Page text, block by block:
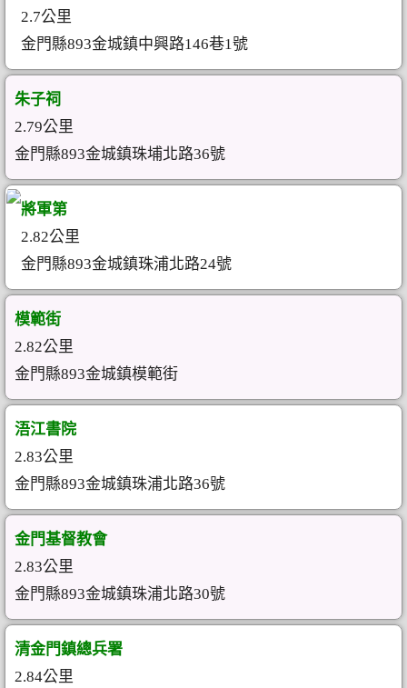
2.7公里
金門縣893金城鎮中興路146巷1號
朱子祠
2.79公里
金門縣893金城鎮珠埔北路36號
將軍第
2.82公里
金門縣893金城鎮珠浦北路24號
模範街
2.82公里
金門縣893金城鎮模範街
浯江書院
2.83公里
金門縣893金城鎮珠浦北路36號
金門基督教會
2.83公里
金門縣893金城鎮珠浦北路30號
清金門鎮總兵署
2.84公里